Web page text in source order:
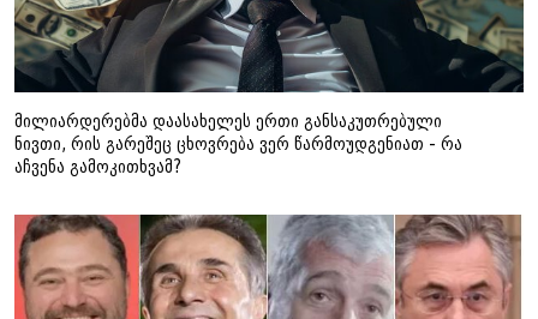
მილიარდერებმა დაასახელეს ერთი განსაკუთრებული
ნივთი, რის გარეშეც ცხოვრება ვერ წარმოუდგენიათ - რა
აჩვენა გამოკითხვამ?